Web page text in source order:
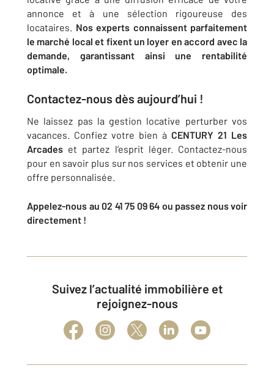
annonce et à une sélection rigoureuse des
locataires. Nos experts connaissent parfaitement
le marché local et fixent un loyer en accord avec la
demande, garantissant ainsi une rentabilité
optimale.
Contactez-nous dès aujourd’hui !
Ne laissez pas la gestion locative perturber vos
vacances. Confiez votre bien à CENTURY 21 Les
Arcades et partez l’esprit léger. Contactez-nous
pour en savoir plus sur nos services et obtenir une
offre personnalisée.
Appelez-nous au 02 41 75 09 64 ou passez nous voir
directement !
Suivez l’actualité immobilière et
rejoignez-nous